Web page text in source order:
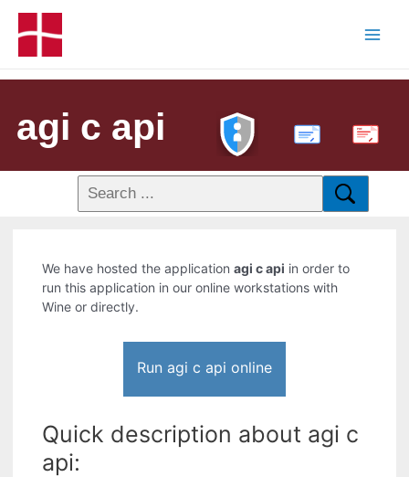
agi c api PDF
We have hosted the applicationagi c api in order to
run this application in our online workstations with
Wine or directly.
Run agi c api online
Quick description about agi c
api: